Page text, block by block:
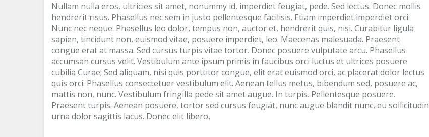
Nullam nulla eros, ultricies sit amet, nonummy id, imperdiet feugiat, pede. Sed lectus. Donec mollis
hendrerit risus. Phasellus nec sem in justo pellentesque facilisis. Etiam imperdiet imperdiet orci.
Nunc nec neque. Phasellus leo dolor, tempus non, auctor et, hendrerit quis, nisi. Curabitur ligula
sapien, tincidunt non, euismod vitae, posuere imperdiet, leo. Maecenas malesuada. Praesent
congue erat at massa. Sed cursus turpis vitae tortor. Donec posuere vulputate arcu. Phasellus
accumsan cursus velit. Vestibulum ante ipsum primis in faucibus orci luctus et ultrices posuere
cubilia Curae; Sed aliquam, nisi quis porttitor congue, elit erat euismod orci, ac placerat dolor lectus
quis orci. Phasellus consectetuer vestibulum elit. Aenean tellus metus, bibendum sed, posuere ac,
mattis non, nunc. Vestibulum fringilla pede sit amet augue. In turpis. Pellentesque posuere.
Praesent turpis. Aenean posuere, tortor sed cursus feugiat, nunc augue blandit nunc, eu sollicitudin
urna dolor sagittis lacus. Donec elit libero,